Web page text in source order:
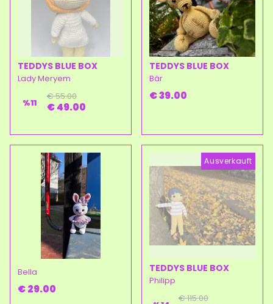
TEDDYS BLUE BOX
Lady Meryem
%11
€ 55.00
€ 49.00
TEDDYS BLUE BOX
Bär
€ 39.00
Bella
€ 29.00
Ausverkauft
TEDDYS BLUE BOX
Philipp
€ 115.00